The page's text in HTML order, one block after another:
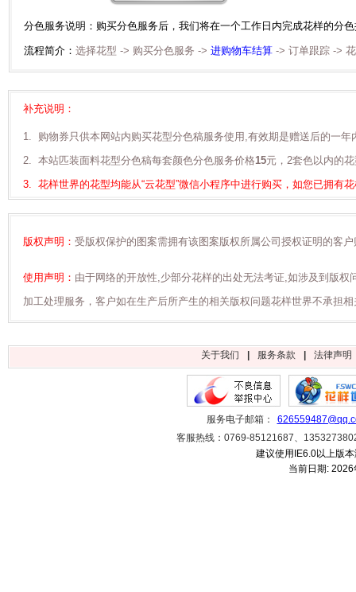
分色服务说明：购买分色服务后，我们将在一个工作日内完成花样的分
流程简介： 选择花型 -> 购买分色服务 -> 进购物车结算-> 订单跟踪 ->
补充说明：
1. 购物券只供本网站内购买花型分色稿服务使用,有效期是赠送后的一年
2. 本站匹装面料花型分色稿每套颜色分色服务价格15元，2套色以内的
3. 花样世界的花型均能从“云花型”微信小程序中进行购买，如您已拥有
版权声明： 受版权保护的图案需拥有该图案版权所属公司授权证明的客
使用声明： 由于网络的开放性,少部分花样的出处无法考证,如涉及到版
加工处理服务，客户如在生产后所产生的相关版权问题花样世界不承担
关于我们 服务条款 法律声明
服务电子邮箱：
客服热线：0769-85121687、
建议使用IE6.0以上版
当前日期: 2026